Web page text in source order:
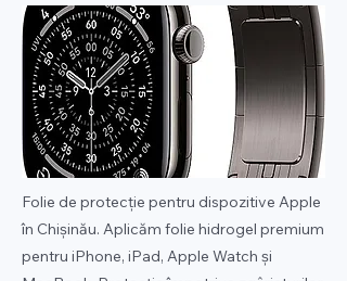
Folie de protecție pentru dispozitive Apple
în Chișinău. Aplicăm folie hidrogel premium
pentru iPhone, iPad, Apple Watch și